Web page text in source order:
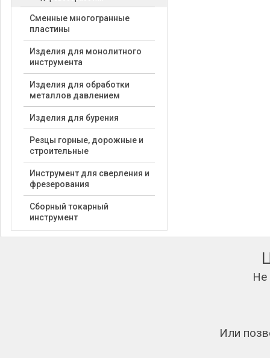
Cменные многогранные
пластины
Изделия для монолитного
инструмента
Изделия для обработки
металлов давлением
Изделия для бурения
Резцы горные, дорожные и
строительные
Инструмент для сверления и
фрезерования
Сборный токарный
инструмент
Не
Или